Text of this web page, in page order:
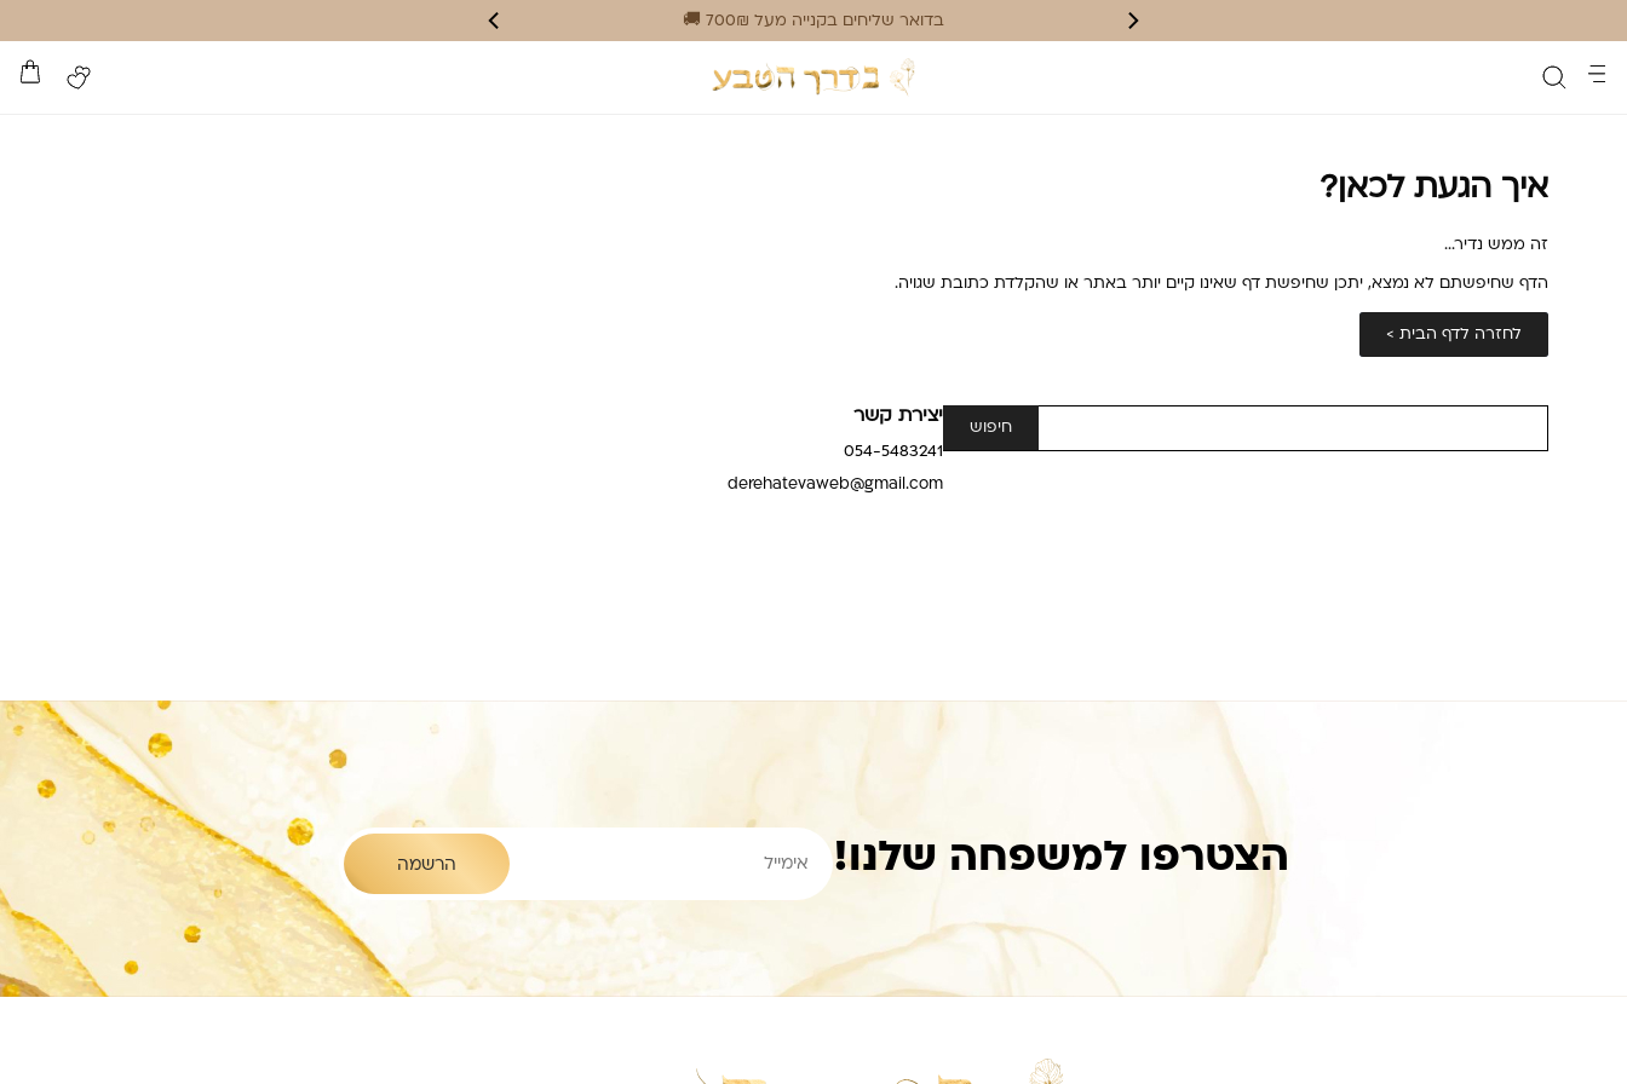
בדואר שליחים בקנייה מעל 700₪ 🚚
איך הגעת לכאן?
זה ממש נדיר...
הדף שחיפשתם לא נמצא, יתכן שחיפשת דף שאינו קיים יותר באתר או שהקלדת כתובת שגויה.
לחזרה לדף הבית >
יצירת קשר
054-5483241
derehatevaweb@gmail.com
הצטרפו למשפחה שלנו!